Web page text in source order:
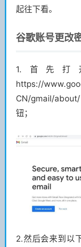
起往下看。
谷歌账号更改
1.首先打
https://
CN/gmail/
钮；
2.然后会来到以